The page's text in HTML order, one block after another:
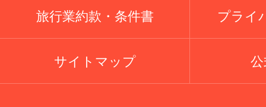
旅行業約款・条件書 プライ
サイトマップ